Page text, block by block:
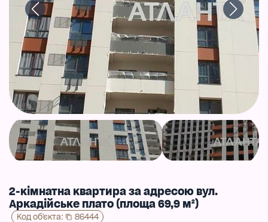
2-кімнатна квартира за адресою вул.
Аркадійське плато (площа 69,9 м²)
Код об'єкта: 86444